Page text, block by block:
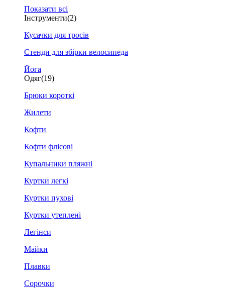
Показати всі
Інструменти(2)
Кусачки для тросів
Стенди для збірки велосипеда
Йога
Одяг(19)
Брюки короткі
Жилети
Кофти
Кофти флісові
Купальники пляжні
Куртки легкі
Куртки пухові
Куртки утеплені
Легінси
Майки
Плавки
Сорочки